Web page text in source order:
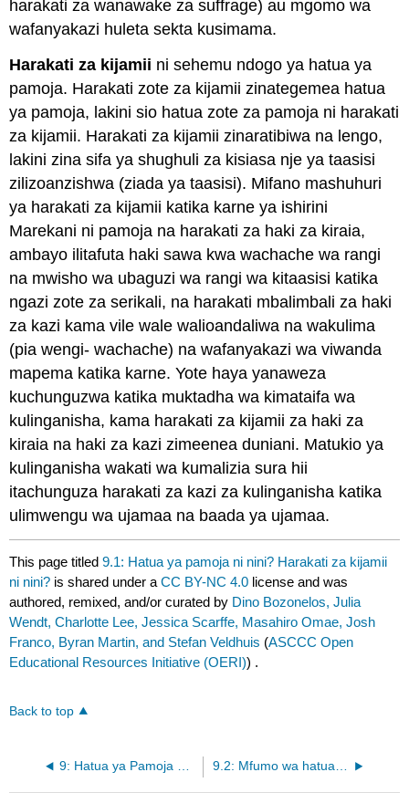
harakati za wanawake za suffrage) au mgomo wa
wafanyakazi huleta sekta kusimama.
Harakati za kijamii ni sehemu ndogo ya hatua ya
pamoja. Harakati zote za kijamii zinategemea hatua
ya pamoja, lakini sio hatua zote za pamoja ni harakati
za kijamii. Harakati za kijamii zinaratibiwa na lengo,
lakini zina sifa ya shughuli za kisiasa nje ya taasisi
zilizoanzishwa (ziada ya taasisi). Mifano mashuhuri
ya harakati za kijamii katika karne ya ishirini
Marekani ni pamoja na harakati za haki za kiraia,
ambayo ilitafuta haki sawa kwa wachache wa rangi
na mwisho wa ubaguzi wa rangi wa kitaasisi katika
ngazi zote za serikali, na harakati mbalimbali za haki
za kazi kama vile wale walioandaliwa na wakulima
(pia wengi- wachache) na wafanyakazi wa viwanda
mapema katika karne. Yote haya yanaweza
kuchunguzwa katika muktadha wa kimataifa wa
kulinganisha, kama harakati za kijamii za haki za
kiraia na haki za kazi zimeenea duniani. Matukio ya
kulinganisha wakati wa kumalizia sura hii
itachunguza harakati za kazi za kulinganisha katika
ulimwengu wa ujamaa na baada ya ujamaa.
This page titled9.1: Hatua ya pamoja ni nini? Harakati za kijamii
ni nini? is shared under aCC BY-NC 4.0 license and was
authored, remixed, and/or curated by Dino Bozonelos, Julia
Wendt, Charlotte Lee, Jessica Scarffe, Masahiro Omae, Josh
Franco, Byran Martin, and Stefan Veldhuis (ASCCC Open
Educational Resources Initiative (OERI)) .
Back to top